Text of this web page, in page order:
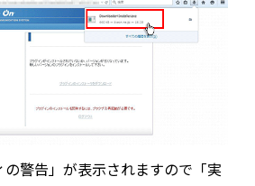
の警告」が表示されますので「実